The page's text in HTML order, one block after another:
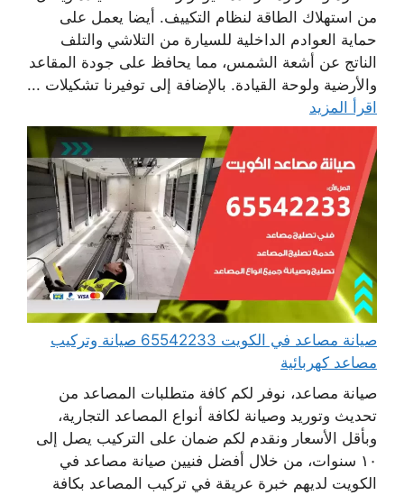
من استهلاك الطاقة لنظام التكييف. أيضا يعمل على
حماية العوادم الداخلية للسيارة من التلاشي والتلف
الناتج عن أشعة الشمس، مما يحافظ على جودة المقاعد
والأرضية ولوحة القيادة. بالإضافة إلى توفيرنا تشكيلات ...
اقرأ المزيد
صيانة مصاعد في الكويت 65542233 صيانة وتركيب
مصاعد كهربائية
صيانة مصاعد، نوفر لكم كافة متطلبات المصاعد من
تحديث وتوريد وصيانة لكافة أنواع المصاعد التجارية،
وبأقل الأسعار ونقدم لكم ضمان على التركيب يصل إلى
١٠ سنوات، من خلال أفضل فنيين صيانة مصاعد في
الكويت لديهم خبرة عريقة في تركيب المصاعد بكافة